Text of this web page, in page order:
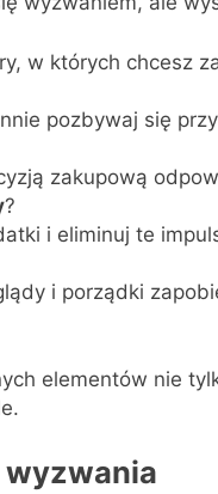
w których chcesz
pozbywaj się
zakupową
?
i eliminuj te
i porządki
elementów nie
wyzwania